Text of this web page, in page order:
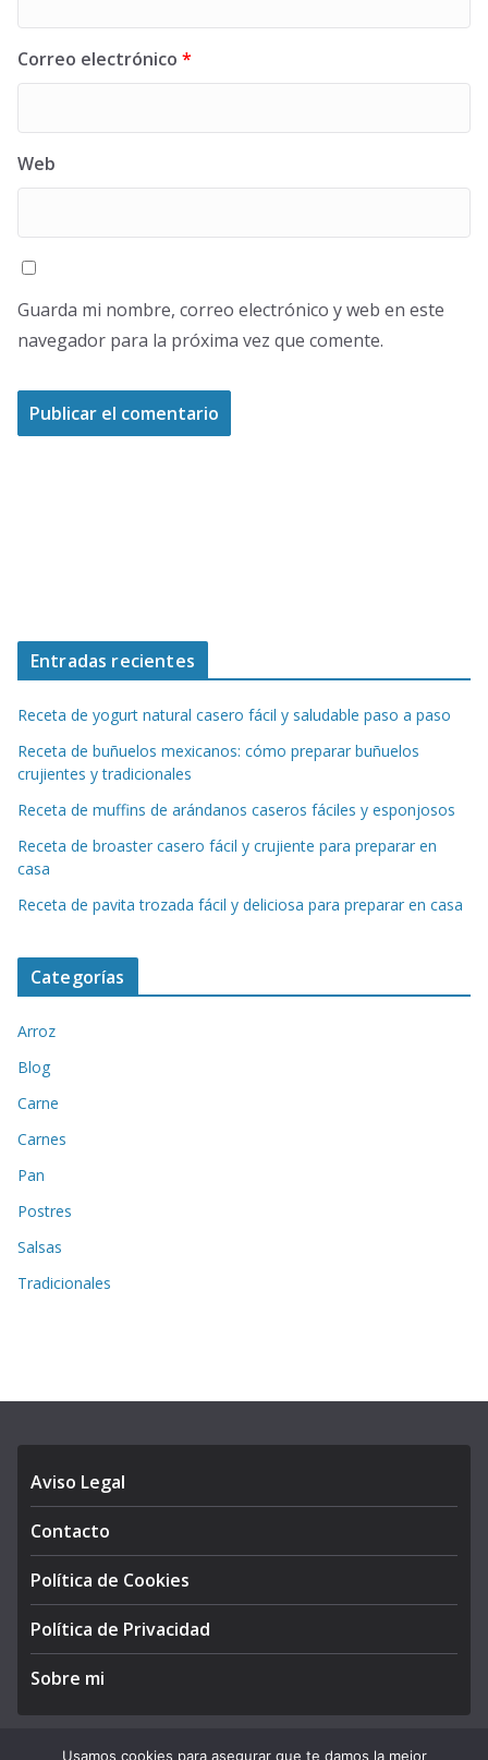
Correo electrónico *
Web
Guarda mi nombre, correo electrónico y web en este
navegador para la próxima vez que comente.
Entradas recientes
Receta de yogurt natural casero fácil y saludable paso a paso
Receta de buñuelos mexicanos: cómo preparar buñuelos
crujientes y tradicionales
Receta de muffins de arándanos caseros fáciles y esponjosos
Receta de broaster casero fácil y crujiente para preparar en
casa
Receta de pavita trozada fácil y deliciosa para preparar en casa
Categorías
Arroz
Blog
Carne
Carnes
Pan
Postres
Salsas
Tradicionales
Aviso Legal
Contacto
Política de Cookies
Política de Privacidad
Sobre mi
Usamos cookies para asegurar que te damos la mejor